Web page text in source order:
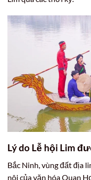
Lý do Lễ hội Lim
Bắc Ninh, vùng đất địa
nôi của văn hóa Quan